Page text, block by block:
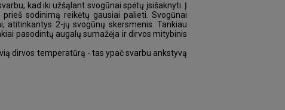
kad iki užšąlant svogūnai spėtų įsišaknyti. Į
sodinimą reikėtų gausiai palieti. Svogūnai
atitinkantys 2-jų svogūnų skersmenis. Tankiau
pasodintų augalų sumažėja ir dirvos mitybinis
dirvos temperatūrą - tas ypač svarbu ankstyvą